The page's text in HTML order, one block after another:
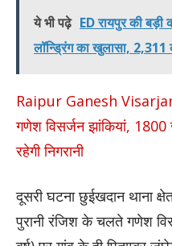
ये भी पढ़े ED रायपुर की बड़ी
लॉन्ड्रिंग का खुलासा,
Raipur Ganesh
गणेश विसर्जन झांकियां, 1800
रहेगी निगरानी
दूसरी घटना छुईखदान थाना
पुरानी रंजिश के चलते गणेश